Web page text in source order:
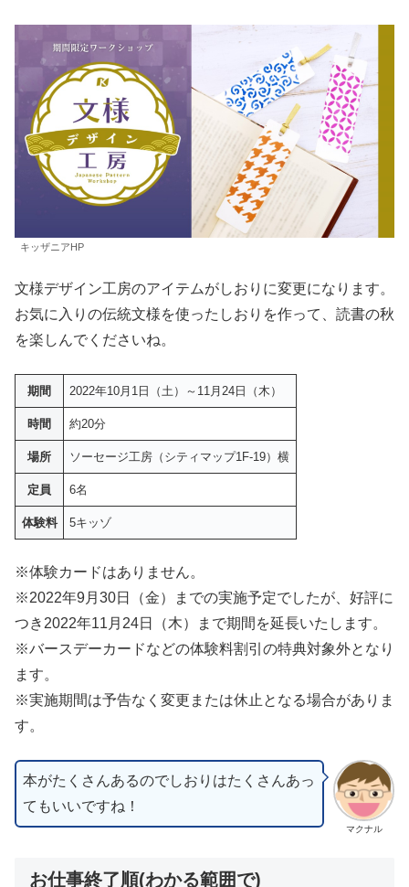
キッザニアHP
文様デザイン工房のアイテムがしおりに変更になります。
お気に入りの伝統文様を使ったしおりを作って、読書の秋
を楽しんでくださいね。
期間 2022年10月1日（土）～11月24日（木）
時間 約20分
場所 ソーセージ工房（シティマップ1F-19）横
定員 6名
体験料 5キッゾ
※体験カードはありません。
※2022年9月30日（金）までの実施予定でしたが、好評に
つき2022年11月24日（木）まで期間を延長いたします。
※バースデーカードなどの体験料割引の特典対象外となり
ます。
※実施期間は予告なく変更または休止となる場合がありま
す。
マクナル
本がたくさんあるのでしおりはたくさんあっ
てもいいですね！
お仕事終了順(わかる範囲で)